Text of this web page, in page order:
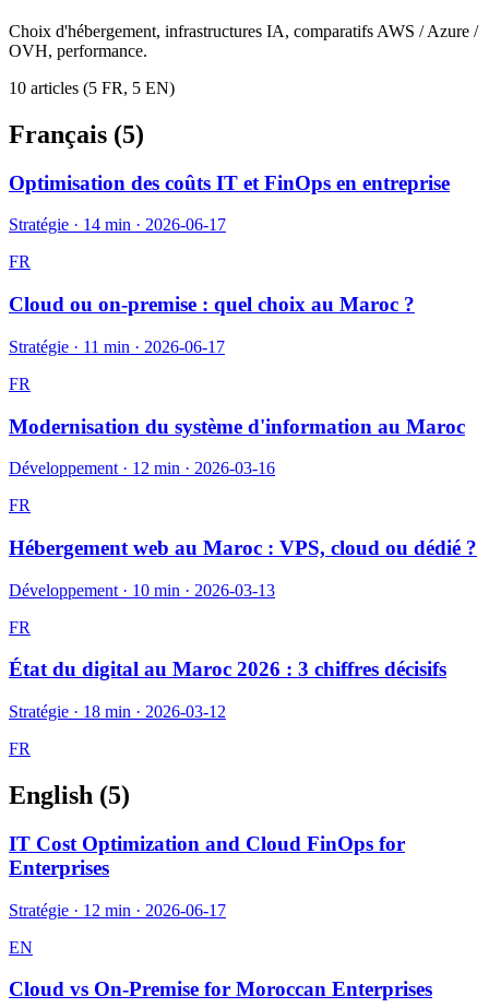
Choix d'hébergement, infrastructures IA, comparatifs AWS / Azure /
OVH, performance.
10 articles (5 FR, 5 EN)
Français (5)
Optimisation des coûts IT et FinOps en entreprise
Stratégie · 14 min · 2026-06-17
FR
Cloud ou on-premise : quel choix au Maroc ?
Stratégie · 11 min · 2026-06-17
FR
Modernisation du système d'information au Maroc
Développement · 12 min · 2026-03-16
FR
Hébergement web au Maroc : VPS, cloud ou dédié ?
Développement · 10 min · 2026-03-13
FR
État du digital au Maroc 2026 : 3 chiffres décisifs
Stratégie · 18 min · 2026-03-12
FR
English (5)
IT Cost Optimization and Cloud FinOps for
Enterprises
Stratégie · 12 min · 2026-06-17
EN
Cloud vs On-Premise for Moroccan Enterprises